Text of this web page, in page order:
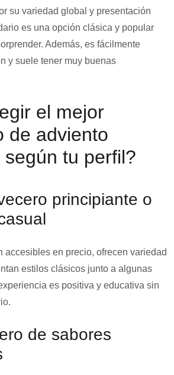
su variedad global y presentación
es una opción clásica y popular
Además, es fácilmente
y suele tener muy buenas
el mejor
de adviento
tu perfil?
principiante o
accesibles en precio, ofrecen variedad
estilos clásicos junto a algunas
es positiva y educativa sin
de sabores